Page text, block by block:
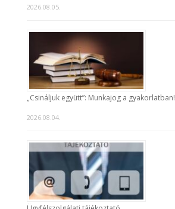
2026.08.05.
„Csináljuk együtt”: Munkajog a gyakorlatban!
2026.08.04.